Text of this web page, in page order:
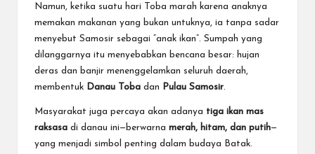
Namun, ketika suatu hari Toba marah karena anaknya
memakan makanan yang bukan untuknya, ia tanpa sadar
menyebut Samosir sebagai “anak ikan”. Sumpah yang
dilanggarnya itu menyebabkan bencana besar: hujan
deras dan banjir menenggelamkan seluruh daerah,
membentuk Danau Toba dan Pulau Samosir.
Masyarakat juga percaya akan adanya tiga ikan mas
raksasa di danau ini—berwarna merah, hitam, dan putih—
yang menjadi simbol penting dalam budaya Batak.